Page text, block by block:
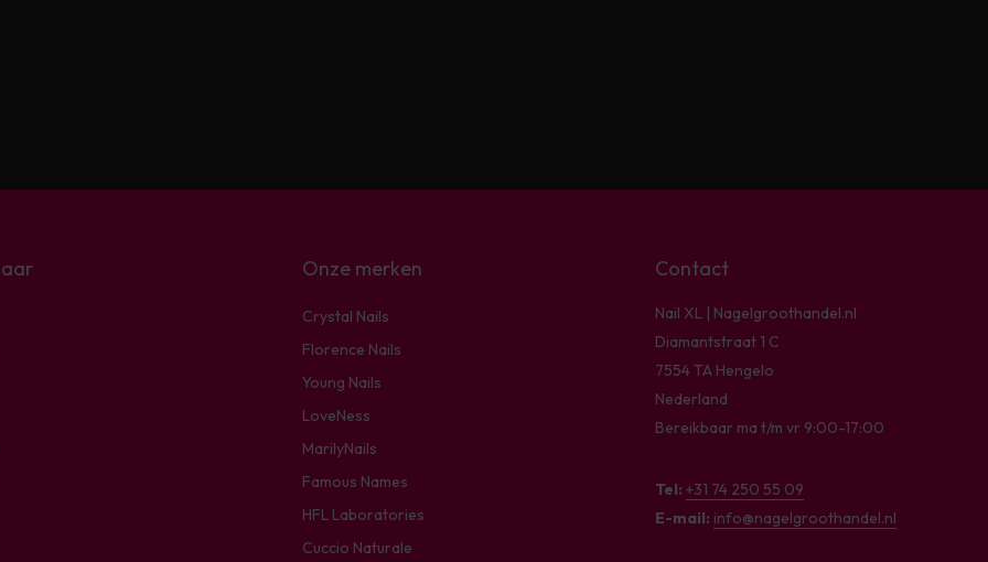
Onze merken
Crystal Nails
Florence Nails
Young Nails
LoveNess
MarilyNails
Famous Names
HFL Laboratories
Cuccio Naturale
Contact
Nail XL | Nagelgroothandel.nl
Diamantstraat 1 C
7554 TA Hengelo
Nederland
Bereikbaar ma t/m vr 9:00-17:00
Tel: +31 74 250 55 09
E-mail: info@nagelgroothandel.nl